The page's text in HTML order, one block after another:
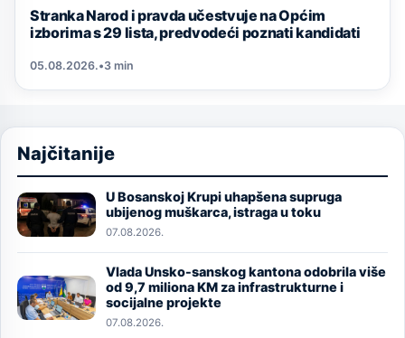
Stranka Narod i pravda učestvuje na Općim
izborima s 29 lista, predvodeći poznati kandidati
05.08.2026.•3 min
Najčitanije
Image
U Bosanskoj Krupi uhapšena supruga
ubijenog muškarca, istraga u toku
07.08.2026.
Image
Vlada Unsko-sanskog kantona odobrila više
od 9,7 miliona KM za infrastrukturne i
socijalne projekte
07.08.2026.